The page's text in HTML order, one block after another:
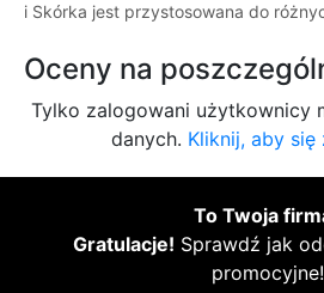
i Skórka jest przystosowana do
Oceny na
Tylko zalogowani użytkownicy
danych. Kliknij, aby się
To Twoja
Gratulacje! Sprawdź jak
promocyjne!